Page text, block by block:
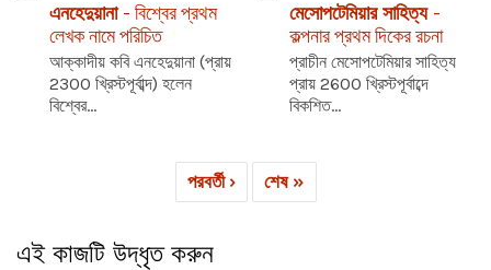
এনহেদুয়ানা- বিশ্বের প্রথম
লেখক নামে পরিচিত
আক্কাদীয় কবি এনহেদুয়ানা (প্রায়
2300 খ্রিস্টপূর্বাব্দ) হলেন
বিশ্বের...
মেসোপটেমিয়ার সাহিত্য -
কল্পনার প্রথম দিকের রচনা
প্রাচীন মেসোপটেমিয়ার সাহিত্য
প্রায় 2600 খ্রিস্টপূর্বাব্দে
বিকশিত...
পরবর্তী › শেষ »
এই কাজটি উদ্ধৃত করুন